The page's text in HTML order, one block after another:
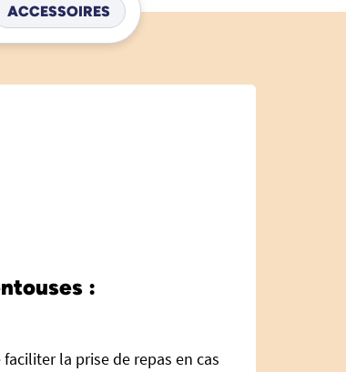
ACCESSOIRES
:
la prise de repas en cas